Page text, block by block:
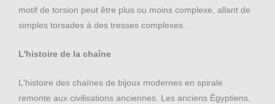
motif de torsion peut être plus ou moins complexe, allant de
simples torsades à des tresses complexes.
L'histoire de la chaîne
L'histoire des chaînes de bijoux modernes en spirale
remonte aux civilisations anciennes. Les anciens Égyptiens,